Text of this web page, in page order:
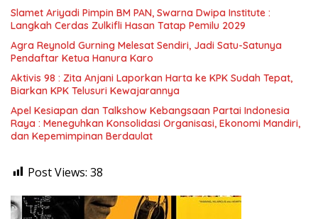
Slamet Ariyadi Pimpin BM PAN, Swarna Dwipa Institute :
Langkah Cerdas Zulkifli Hasan Tatap Pemilu 2029
Agra Reynold Gurning Melesat Sendiri, Jadi Satu-Satunya
Pendaftar Ketua Hanura Karo
Aktivis 98 : Zita Anjani Laporkan Harta ke KPK Sudah Tepat,
Biarkan KPK Telusuri Kewajarannya
Apel Kesiapan dan Talkshow Kebangsaan Partai Indonesia
Raya : Meneguhkan Konsolidasi Organisasi, Ekonomi Mandiri,
dan Kepemimpinan Berdaulat
Post Views: 38